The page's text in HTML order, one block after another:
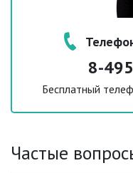
8-
Бесплатный
Частые